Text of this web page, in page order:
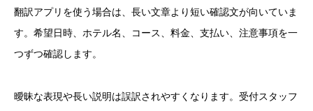
翻訳アプリを使う場合は、長い文章より短い確認文が向いていま
す。希望日時、ホテル名、コース、料金、支払い、注意事項を一
つずつ確認します。
曖昧な表現や長い説明は誤訳されやすくなります。受付スタッフ